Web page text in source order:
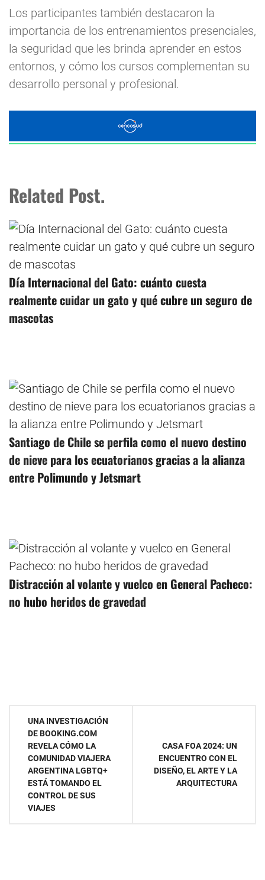
Los participantes también destacaron la
importancia de los entrenamientos presenciales,
la seguridad que les brinda aprender en estos
entornos, y cómo los cursos complementan su
desarrollo personal y profesional.
Related Post.
Día Internacional del Gato: cuánto cuesta
realmente cuidar un gato y qué cubre un seguro de
mascotas
Santiago de Chile se perfila como el nuevo destino
de nieve para los ecuatorianos gracias a la alianza
entre Polimundo y Jetsmart
Distracción al volante y vuelco en General Pacheco:
no hubo heridos de gravedad
Navegación
entradas
UNA INVESTIGACIÓN
DE BOOKING.COM
REVELA CÓMO LA
COMUNIDAD VIAJERA
ARGENTINA LGBTQ+
ESTÁ TOMANDO EL
CONTROL DE SUS
VIAJES
CASA FOA 2024: UN
ENCUENTRO CON EL
DISEÑO, EL ARTE Y LA
ARQUITECTURA